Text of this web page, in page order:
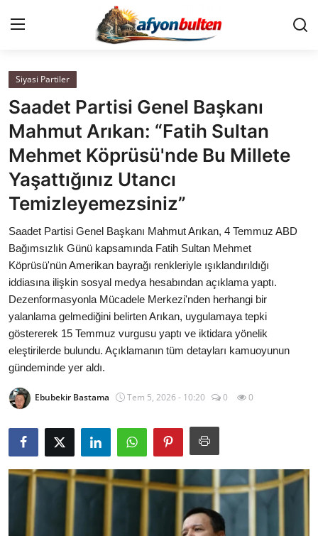
Anasayfa
Cumhurbaşkanlığı
Genel Merkez
Büyükşehir ve İller
Valilikler
Gallery
Bakanlıklar
İl / İlçe Başkanlıkları
İlçeler
Kaymakamlıklar
TBMM
Siyasi Partiler
Yerel Yönetimler
Siyasi Partiler
Saadet Partisi Genel Başkanı
Mahmut Arıkan: “Fatih Sultan
Mehmet Köprüsü'nde Bu Millete
Yaşattığınız Utancı
Temizleyemezsiniz”
Saadet Partisi Genel Başkanı Mahmut Arıkan, 4 Temmuz ABD
Bağımsızlık Günü kapsamında Fatih Sultan Mehmet
Köprüsü'nün Amerikan bayrağı renkleriyle ışıklandırıldığı
iddiasına ilişkin sosyal medya hesabından açıklama yaptı.
Dezenformasyonla Mücadele Merkezi'nden herhangi bir
yalanlama gelmediğini belirten Arıkan, uygulamaya tepki
göstererek 15 Temmuz vurgusu yaptı ve iktidara yönelik
eleştirilerde bulundu. Açıklamanın tüm detayları kamuoyunun
gündeminde yer aldı.
Ebubekir Bastama Tem 5, 2026 - 10:20 0 0